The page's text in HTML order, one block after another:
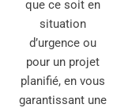
que ce soit en
situation
d’urgence ou
pour un projet
planifié, en vous
garantissant une